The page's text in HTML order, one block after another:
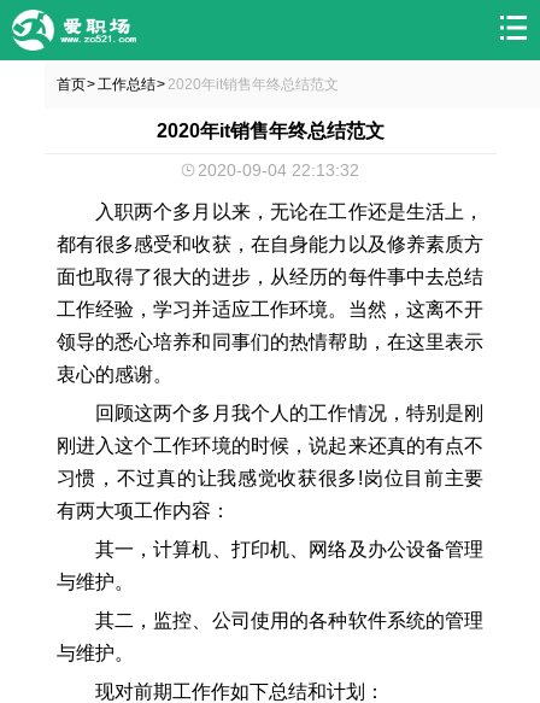
首页> 工作总结> 2020年it销售年终总结范文
2020年it销售年终总结范文
2020-09-04 22:13:32
入职两个多月以来，无论在工作还是生活上，
都有很多感受和收获，在自身能力以及修养素质方
面也取得了很大的进步，从经历的每件事中去总结
工作经验，学习并适应工作环境。当然，这离不开
领导的悉心培养和同事们的热情帮助，在这里表示
衷心的感谢。
回顾这两个多月我个人的工作情况，特别是刚
刚进入这个工作环境的时候，说起来还真的有点不
习惯，不过真的让我感觉收获很多!岗位目前主要
有两大项工作内容：
其一，计算机、打印机、网络及办公设备管理
与维护。
其二，监控、公司使用的各种软件系统的管理
与维护。
现对前期工作作如下总结和计划：